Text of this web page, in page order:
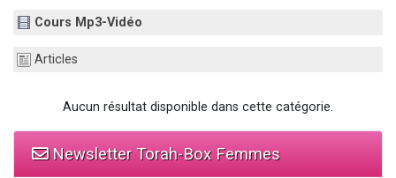
Cours Mp3-Vidéo
Articles
Aucun résultat disponible dans cette catégorie.
Newsletter Torah-Box Femmes